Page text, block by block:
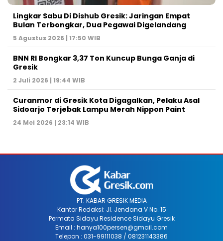
Lingkar Sabu Di Dishub Gresik: Jaringan Empat
Bulan Terbongkar, Dua Pegawai Digelandang
5 Agustus 2026 | 17:50 WIB
BNN RI Bongkar 3,37 Ton Kuncup Bunga Ganja di
Gresik
2 Juli 2026 | 19:44 WIB
Curanmor di Gresik Kota Digagalkan, Pelaku Asal
Sidoarjo Terjebak Lampu Merah Nippon Paint
24 Mei 2026 | 23:14 WIB
PT. KABAR GRESIK MEDIA
Kantor Redaksi: Jl. Jendana V No. 15
Permata Sidayu Residence Sidayu Gresik
Email : hanya100persen@gmail.com
Telepon : 031-99111038 / 081231143386